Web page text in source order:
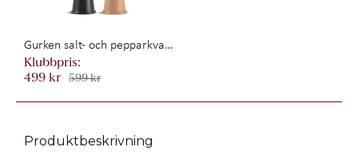
Gurken salt- och pepparkvarn liten, 2-pack
499 kr 599 kr
Produktbeskrivning